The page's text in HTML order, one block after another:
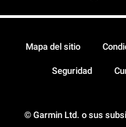
© Garmin Ltd. o sus
Mapa del sitio
Seguridad